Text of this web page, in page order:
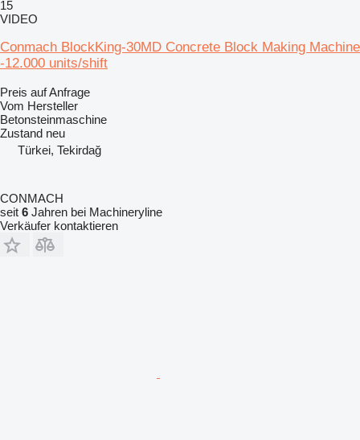
15
VIDEO
Conmach BlockKing-30MD Concrete Block Making Machine
-12.000 units/shift
Preis auf Anfrage
Vom Hersteller
Betonsteinmaschine
Zustand neu
Türkei, Tekirdağ
CONMACH
seit 6 Jahren bei Machineryline
Verkäufer kontaktieren